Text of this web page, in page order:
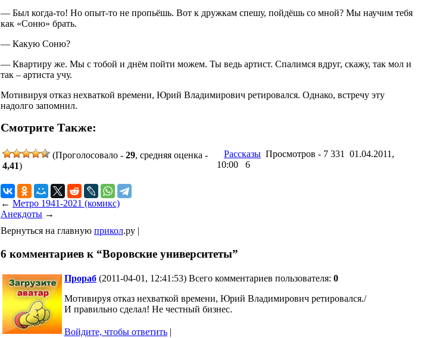
— Был когда-то! Но опыт-то не пропьёшь. Вот к дружкам спешу, пойдёшь со мной? Мы научим тебя
как «Соню» брать.
— Какую Соню?
— Квартиру же. Мы с тобой и днём пойти можем. Ты ведь артист. Спалимся вдруг, скажу, так мол и
так – артиста учу.
Мотивируя отказ нехваткой времени, Юрий Владимирович ретировался. Однако, встречу эту
надолго запомнил.
Смотрите Также:
(Проголосовало - 29, средняя оценка -
4,41)
Рассказы Просмотров - 7 331 01.04.2011,
10:00
6
← Метро 1941-2021 (комикс)
Анекдоты →
Вернуться на главную прикол.ру |
6 комментариев к “Воровские университеты”
Прораб (2011-04-01, 12:41:53) Всего комментариев пользователя: 0
Мотивируя отказ нехваткой времени, Юрий Владимирович ретировался./
И правильно сделал! Не честный бизнес.
Войдите, чтобы ответить |